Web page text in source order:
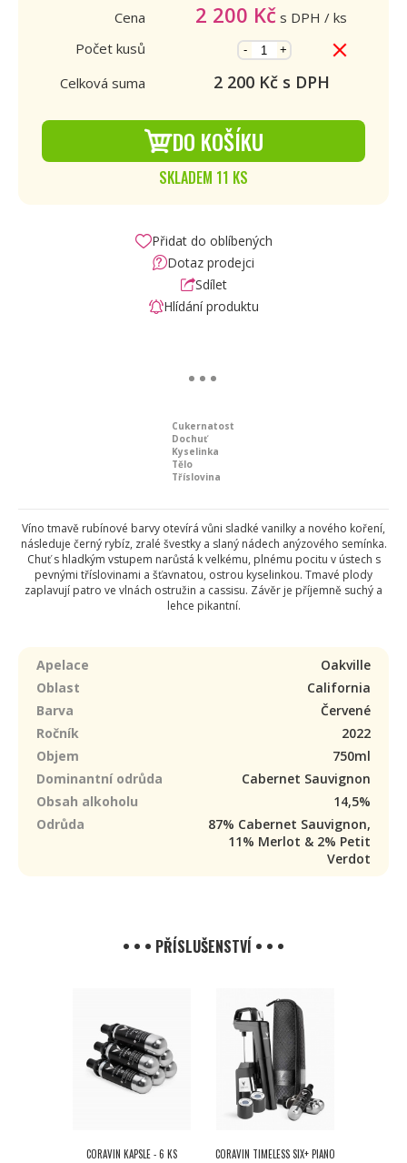
Cena 2 200 Kč s DPH / ks
Počet kusů
- +
Celková suma 2 200Kč s DPH
DO KOŠÍKU
SKLADEM 11 KS
Přidat do oblíbených
Dotaz prodejci
Sdílet
Hlídání produktu
Cukernatost
Dochuť
Kyselinka
Tělo
Tříslovina
Víno tmavě rubínové barvy otevírá vůni sladké vanilky a nového koření,
následuje černý rybíz, zralé švestky a slaný nádech anýzového semínka.
Chuť s hladkým vstupem narůstá k velkému, plnému pocitu v ústech s
pevnými tříslovinami a šťavnatou, ostrou kyselinkou. Tmavé plody
zaplavují patro ve vlnách ostružin a cassisu. Závěr je příjemně suchý a
lehce pikantní.
Apelace
Oakville
Oblast
California
Barva
Červené
Ročník
2022
Objem
750ml
Dominantní odrůda
Cabernet Sauvignon
Obsah alkoholu
14,5%
Odrůda
87% Cabernet Sauvignon,
11% Merlot & 2% Petit
Verdot
• • • PŘÍSLUŠENSTVÍ • • •
CORAVIN KAPSLE - 6 KS
CORAVIN TIMELESS SIX+ PIANO